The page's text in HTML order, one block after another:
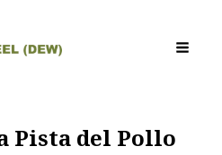
Pista del Pollo